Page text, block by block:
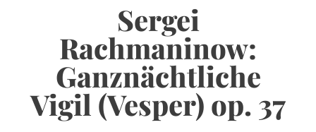
Sergei
Rachmaninow:
Ganznächtliche
Vigil (Vesper) op. 37